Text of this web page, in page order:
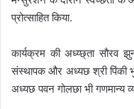
प्रोत्साहित किया.
कार्यक्रम की अध्य्छ्ता सौरव
संस्थापक और अध्यछ श्री पिंकी
अध्यछ पवन गोलछा भी गणमान्य